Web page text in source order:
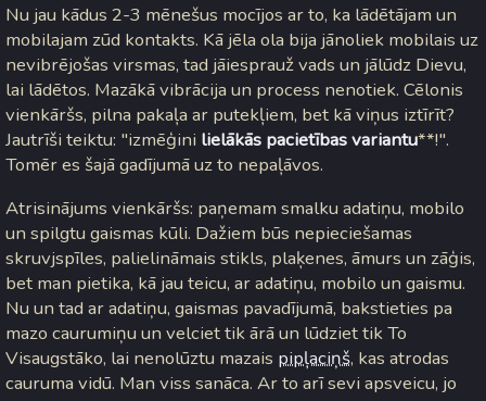
Nu jau kādus 2-3 mēnešus mocījos ar to, ka lādētājam un
mobilajam zūd kontakts. Kā jēla ola bija jānoliek mobilais uz
nevibrējošas virsmas, tad jāiesprauž vads un jālūdz Dievu,
lai lādētos. Mazākā vibrācija un process nenotiek. Cēlonis
vienkāršs, pilna pakaļa ar putekļiem, bet kā viņus iztīrīt?
Jautrīši teiktu: "izmēģini lielākās pacietības variantu**!".
Tomēr es šajā gadījumā uz to nepaļāvos.
Atrisinājums vienkāršs: paņemam smalku adatiņu, mobilo
un spilgtu gaismas kūli. Dažiem būs nepieciešamas
skruvjspīles, palielināmais stikls, plaķenes, āmurs un zāģis,
bet man pietika, kā jau teicu, ar adatiņu, mobilo un gaismu.
Nu un tad ar adatiņu, gaismas pavadījumā, bakstieties pa
mazo caurumiņu un velciet tik ārā un lūdziet tik To
Visaugstāko, lai nenolūztu mazais pipļaciņš, kas atrodas
cauruma vidū. Man viss sanāca. Ar to arī sevi apsveicu, jo